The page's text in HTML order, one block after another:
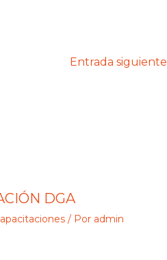
Entrada siguiente
DGA
/ Por admin